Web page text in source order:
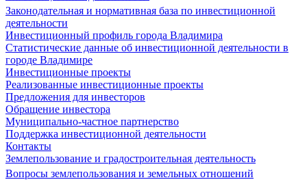
Законодательная и нормативная база по инвестиционной
деятельности
Инвестиционный профиль города Владимира
Статистические данные об инвестиционной деятельности в
городе Владимире
Инвестиционные проекты
Реализованные инвестиционные проекты
Предложения для инвесторов
Обращение инвестора
Муниципально-частное партнерство
Поддержка инвестиционной деятельности
Контакты
Землепользование и градостроительная деятельность
Вопросы землепользования и земельных отношений